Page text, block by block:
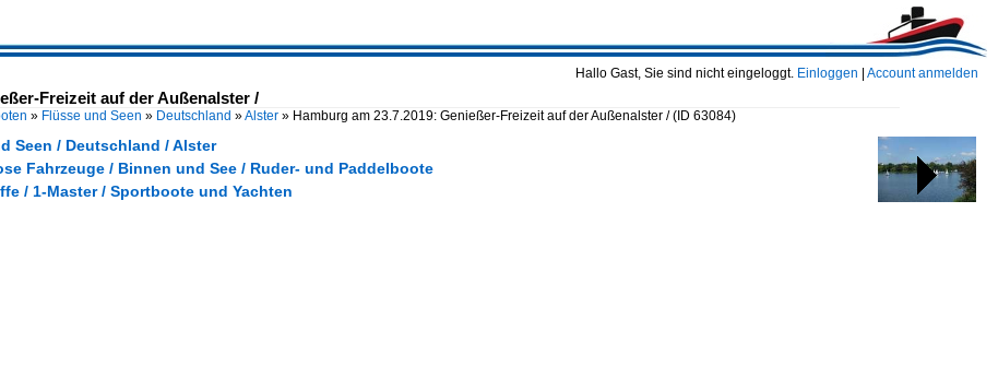
Hallo Gast, Sie sind nicht eingeloggt. Einloggen Account anmelden
Freizeit auf der Außenalster /
» Flüsse und Seen » Deutschland »Alster » Hamburg am 23.7.2019: Genießer-Freizeit auf der Außenalster /(ID 63084)
Seen / Deutschland / Alster
Fahrzeuge / Binnen und See / Ruder- und Paddelboote
/ 1-Master / Sportboote und Yachten